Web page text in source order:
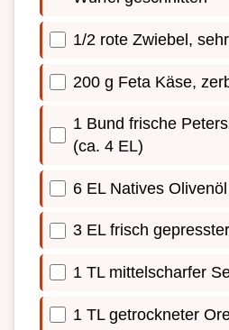
1/2 rote Zwiebel,
200 g Feta Käse,
1 Bund frische
(ca. 4 EL)
6 EL Natives
3 EL frisch
1 TL mittelscharfer
1 TL getrockneter